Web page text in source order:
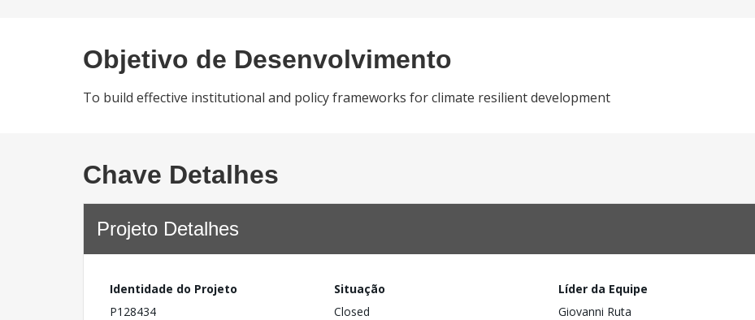
Objetivo de Desenvolvimento
To build effective institutional and policy frameworks for climate resilient development
Chave Detalhes
Projeto Detalhes
Identidade do Projeto
P128434
Situação
Closed
Líder da Equipe
Giovanni Ruta